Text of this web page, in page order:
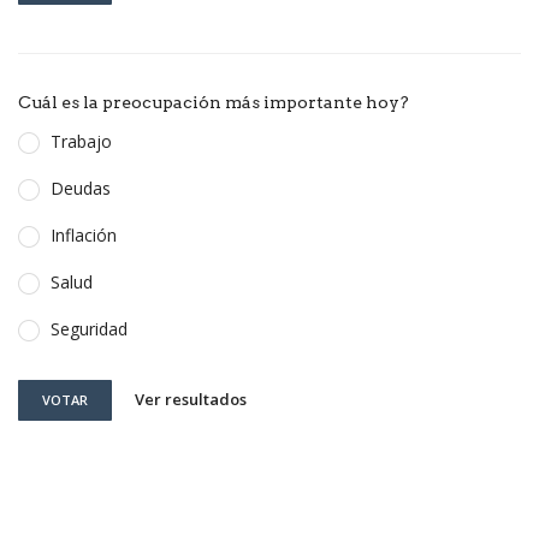
Cuál es la preocupación más importante hoy?
Trabajo
Deudas
Inflación
Salud
Seguridad
VOTAR Ver resultados